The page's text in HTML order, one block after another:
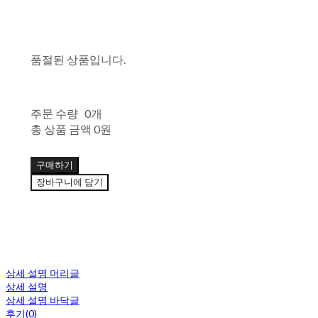
품절된 상품입니다.
주문 수량 0개
총 상품 금액 0원
구매하기
장바구니에 담기
상세 설명 머리글
상세 설명
상세 설명 바닥글
후기(0)